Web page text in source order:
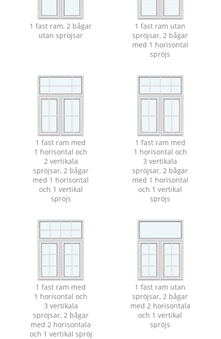
1 fast ram, 2 bågar
utan spröjsar
1 fast ram utan
spröjsar, 2 bågar
med 1 horisontal
spröjs
1 fast ram med
1 horisontal och
2 vertikala
spröjsar, 2 bågar
med 1 horisontal
och 1 vertikal
spröjs
1 fast ram med
1 horisontal och
3 vertikala
spröjsar, 2 bågar
med 1 horisontal
och 1 vertikal
spröjs
1 fast ram med
1 horisontal och
3 vertikala
spröjsar, 2 bågar
med 2 horisontala
och 1 vertikal spröj
1 fast ram utan
spröjsar, 2 bågar
med 2 horisontala
och 1 vertikal
spröjs